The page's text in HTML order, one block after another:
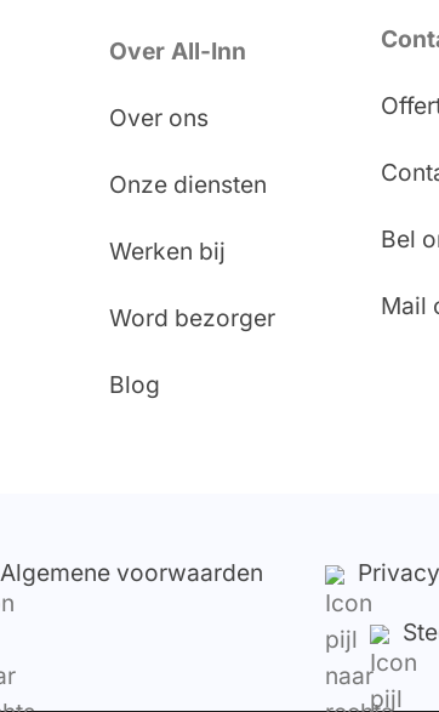
Over All-Inn
Over ons
Onze diensten
Werken bij
Word bezorger
Blog
Bel
Mail
Algemene voorwaarden